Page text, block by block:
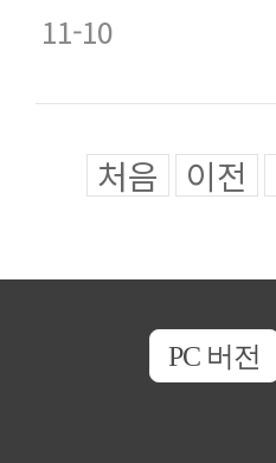
11-10
처음 이전
PC 버전